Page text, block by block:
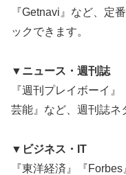
『Getnavi』など、定
ックできます。
▼ニュース・週刊誌
『週刊プレイボーイ
芸能』など、週刊誌ネ
▼ビジネス・IT
『東洋経済』『